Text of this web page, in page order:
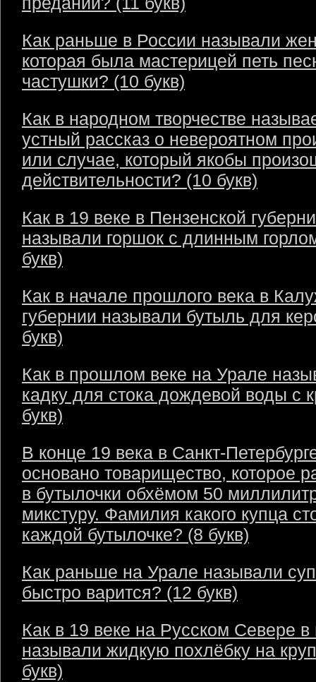
Как раньше в России называли
которая была мастерицей петь
частушки? (10 букв)
Как в народном творчестве
устный рассказ о невероятном
или случае, который якобы
действительности? (10 букв)
Как в 19 веке в Пензенской
называли горшок с длинным
букв)
Как в начале прошлого века в
губернии называли бутыль для
букв)
Как в прошлом веке на Урале
кадку для стока дождевой воды с
букв)
В конце 19 века в Санкт-
основано товарищество, которое
в бутылочки обхёмом 50
микстуру. Фамилия какого купца
каждой бутылочке? (8 букв)
Как раньше на Урале называли
быстро варится? (12 букв)
Как в 19 веке на Русском Севере в
называли жидкую похлёбку на
букв)